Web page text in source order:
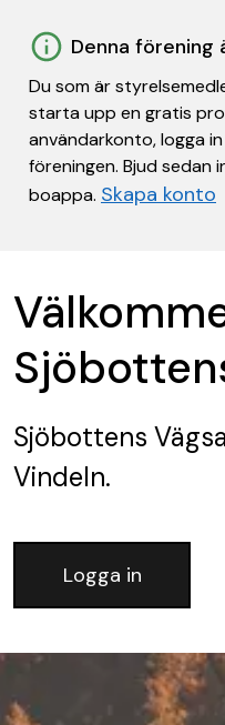
Denna förening
Du som är
starta upp en gratis
användarkonto, logga
föreningen. Bjud sedan
boappa. Skapa konto
Sjöbottens
Vindeln.
Logga in